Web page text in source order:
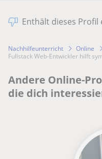
Enthält dieses Profil
Nachhilfeunterricht Online
Fullstack Web-Entwickler hilft
Andere Online-
die dich